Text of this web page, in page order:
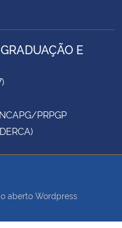
E
PRPGP
aberto Wordpress